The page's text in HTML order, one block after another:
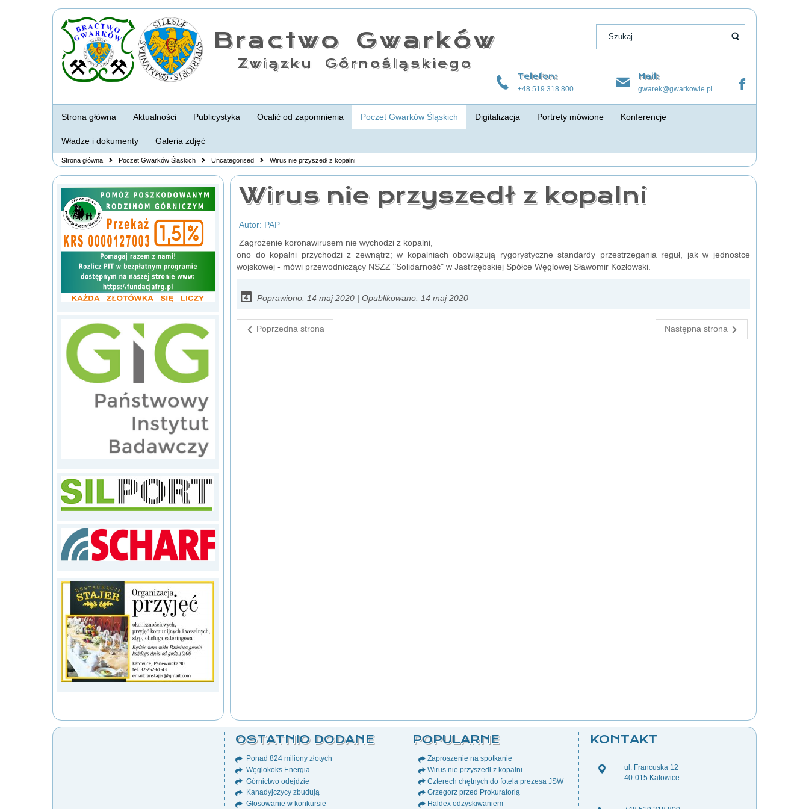
Bractwo Gwarków
Związku Górnośląskiego
Telefon:
+48 519 318 800
Mail:
gwarek@gwarkowie.pl
Strona główna Aktualności Publicystyka Ocalić od zapomnienia Poczet Gwarków Śląskich Digitalizacja Portrety mówione Konferencje
Władze i dokumenty Galeria zdjęć
Strona główna Poczet Gwarków Śląskich Uncategorised Wirus nie przyszedł z kopalni
Wirus nie przyszedł z kopalni
Autor: PAP
Zagrożenie koronawirusem nie wychodzi z kopalni,
ono do kopalni przychodzi z zewnątrz; w kopalniach obowiązują rygorystyczne standardy przestrzegania reguł, jak w jednostce
wojskowej - mówi przewodniczący NSZZ "Solidarność" w Jastrzębskiej Spółce Węglowej Sławomir Kozłowski.
Poprawiono: 14 maj 2020 | Opublikowano: 14 maj 2020
Poprzedna strona Następna strona
OSTATNIO DODANE
Ponad 824 miliony złotych
Węglokoks Energia
Górnictwo odejdzie
Kanadyjczycy zbudują
Głosowanie w konkursie
POPULARNE
Zaproszenie na spotkanie
Wirus nie przyszedł z kopalni
Czterech chętnych do fotela prezesa JSW
Grzegorz przed Prokuratorią
Haldex odzyskiwaniem
KONTAKT
ul. Francuska 12
40-015 Katowice